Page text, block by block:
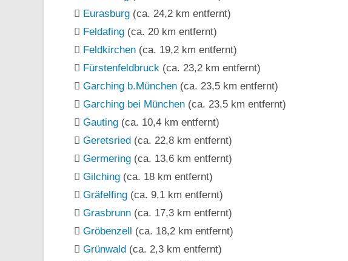
Eurasburg (ca. 24,2 km entfernt)
Feldafing (ca. 20 km entfernt)
Feldkirchen (ca. 19,2 km entfernt)
Fürstenfeldbruck (ca. 23,2 km entfernt)
Garching b.München (ca. 23,5 km entfernt)
Garching bei München (ca. 23,5 km entfernt)
Gauting (ca. 10,4 km entfernt)
Geretsried (ca. 22,8 km entfernt)
Germering (ca. 13,6 km entfernt)
Gilching (ca. 18 km entfernt)
Gräfelfing (ca. 9,1 km entfernt)
Grasbrunn (ca. 17,3 km entfernt)
Gröbenzell (ca. 18,2 km entfernt)
Grünwald (ca. 2,3 km entfernt)